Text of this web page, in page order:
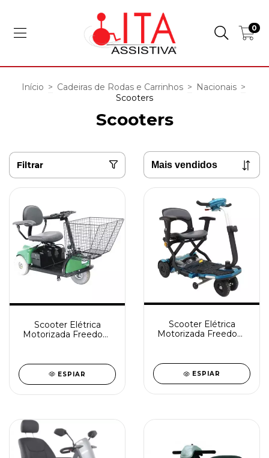
0
Início > Cadeiras de Rodas e Carrinhos > Nacionais >
Scooters
Scooters
Filtrar
Scooter Elétrica
Motorizada Freedom
ESPIAR
Scooter Elétrica
Motorizada Freedom
ESPIAR